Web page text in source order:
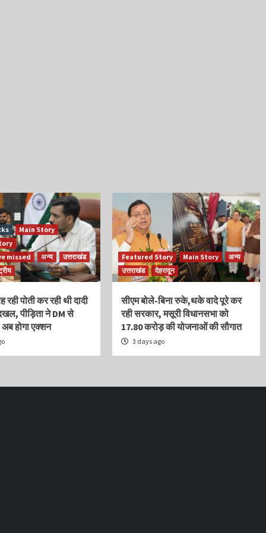
Main Story
missed
अन्य
उत्तराखंड
रही पोती कर रही थी दादी
पीड़िता ने DM से
अब होगा एक्शन
Featured Story Main Story
अन्य
उत्तराखंड
देहरादून
सीएम बोले-बिना रुके,थके वादे पूरे कर
रही सरकार, मसूरी विधानसभा को
17.80 करोड़ की योजनाओं की सौगात
3 days ago